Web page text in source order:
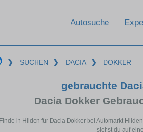
Autosuche
❯ SUCHEN ❯ DACIA ❯ DOKKER
gebrauchte
Dacia Dokker
Finde in Hilden für Dacia Dokker bei Automarkt-
siehst du auf